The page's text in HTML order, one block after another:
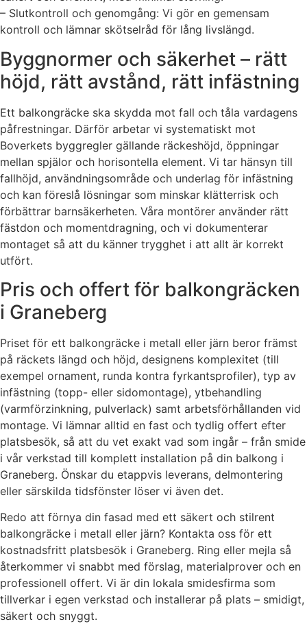
– Slutkontroll och genomgång: Vi gör en gemensam
kontroll och lämnar skötselråd för lång livslängd.
Byggnormer och säkerhet – rätt
höjd, rätt avstånd, rätt infästning
Ett balkongräcke ska skydda mot fall och tåla vardagens
påfrestningar. Därför arbetar vi systematiskt mot
Boverkets byggregler gällande räckeshöjd, öppningar
mellan spjälor och horisontella element. Vi tar hänsyn till
fallhöjd, användningsområde och underlag för infästning
och kan föreslå lösningar som minskar klätterrisk och
förbättrar barnsäkerheten. Våra montörer använder rätt
fästdon och momentdragning, och vi dokumenterar
montaget så att du känner trygghet i att allt är korrekt
utfört.
Pris och offert för balkongräcken
i Graneberg
Priset för ett balkongräcke i metall eller järn beror främst
på räckets längd och höjd, designens komplexitet (till
exempel ornament, runda kontra fyrkantsprofiler), typ av
infästning (topp- eller sidomontage), ytbehandling
(varmförzinkning, pulverlack) samt arbetsförhållanden vid
montage. Vi lämnar alltid en fast och tydlig offert efter
platsbesök, så att du vet exakt vad som ingår – från smide
i vår verkstad till komplett installation på din balkong i
Graneberg. Önskar du etappvis leverans, delmontering
eller särskilda tidsfönster löser vi även det.
Redo att förnya din fasad med ett säkert och stilrent
balkongräcke i metall eller järn? Kontakta oss för ett
kostnadsfritt platsbesök i Graneberg. Ring eller mejla så
återkommer vi snabbt med förslag, materialprover och en
professionell offert. Vi är din lokala smidesfirma som
tillverkar i egen verkstad och installerar på plats – smidigt,
säkert och snyggt.